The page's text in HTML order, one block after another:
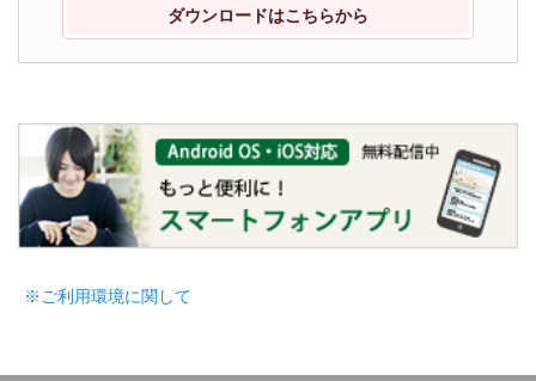
ダウンロードはこちらから
※ご利用環境に関して